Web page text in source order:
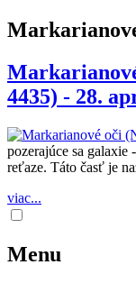
4435) - 28.
pozerajúce sa galaxie
reťaze. Táto časť je
viac...
Menu